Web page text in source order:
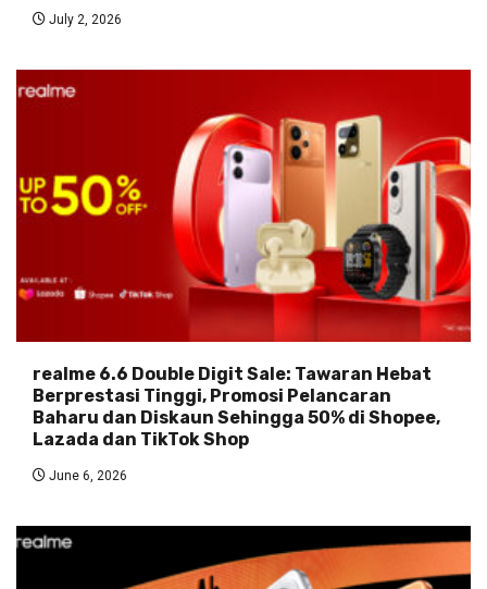
July 2, 2026
realme 6.6 Double Digit Sale: Tawaran Hebat
Berprestasi Tinggi, Promosi Pelancaran
Baharu dan Diskaun Sehingga 50% di Shopee,
Lazada dan TikTok Shop
June 6, 2026